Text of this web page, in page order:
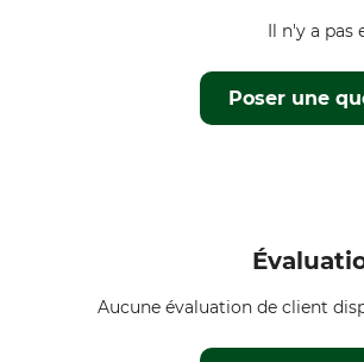
Poser une
Il n'y a pas
Aucune évaluation de client